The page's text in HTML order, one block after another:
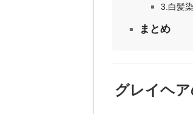
3.白髪
まとめ
グレイヘ